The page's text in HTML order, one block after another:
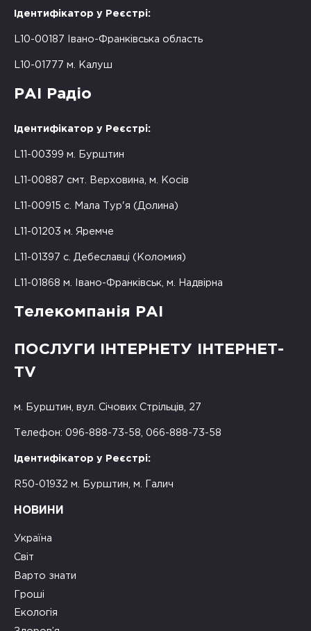
Ідентифікатор у Реєстрі:
L10-00187 Івано-Франківська область
L10-01777 м. Калуш
РАІ Радіо
Ідентифікатор у Реєстрі:
L11-00399 м. Бурштин
L11-00887 смт. Верховина, м. Косів
L11-00915 с. Мала Тур'я (Долина)
L11-01203 м. Яремче
L11-01397 с. Дебеславці (Коломия)
L11-01868 м. Івано-Франківськ, м. Надвірна
Телекомпанія РАІ
ПОСЛУГИ ІНТЕРНЕТУ ІНТЕРНЕТ-
TV
м. Бурштин, вул. Січових Стрільців, 27
Телефон: 096-888-73-58, 066-888-73-58
Ідентифікатор у Реєстрі:
R50-01932 м. Бурштин, м. Галич
НОВИНИ
Україна
Світ
Варто знати
Гроші
Екологія